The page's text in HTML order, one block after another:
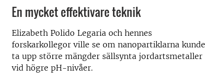
En mycket effektivare teknik
Elizabeth Polido Legaria och hennes
forskarkollegor ville se om nanopartiklarna kunde
ta upp större mängder sällsynta jordartsmetaller
vid högre pH-nivåer.